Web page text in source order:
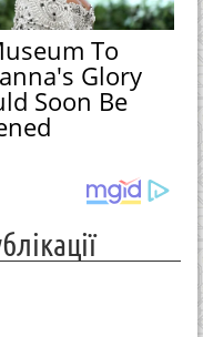
To
Glory
Soon Be